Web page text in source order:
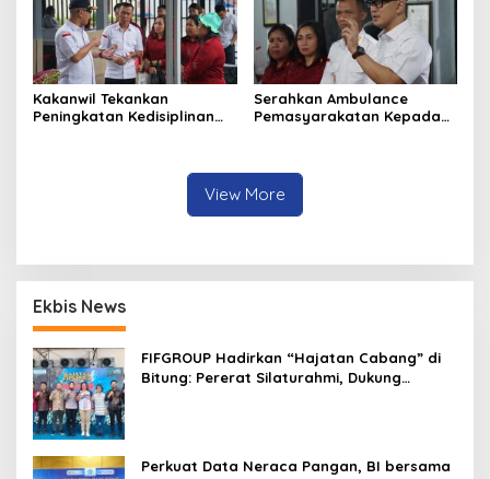
Kakanwil Tekankan
Peningkatan Kedisiplinan
Serahkan Ambulance
Pemasyarakatan Kepada
View More
Ekbis News
FIFGROUP Hadirkan “Hajatan Cabang” di
Bitung: Pererat Silaturahmi, Dukung
Perkuat Data Neraca Pangan, BI bersama